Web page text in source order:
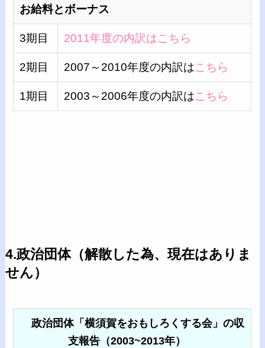
お給料とボーナス
3期目 2011年度の内訳はこちら
2期目 2007～2010年度の内訳はこちら
1期目 2003～2006年度の内訳はこちら
4.政治団体（解散した為、現在はありま
せん）
政治団体「横須賀をおもしろくする会」の収
支報告（2003~2013年）